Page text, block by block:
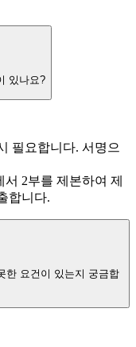
있나요?
필요합니다. 서명으
서 2부를 제본하여 제
합니다.
한 요건이 있는지 궁금합